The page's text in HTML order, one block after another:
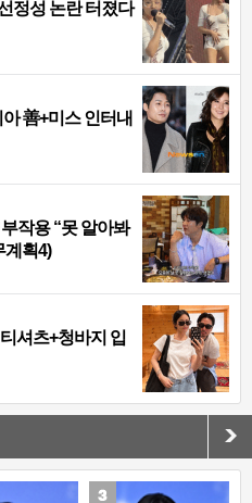
정성 논란 터졌다
아 善+미스 인터내
작용 “못 알아봐
계획4)
셔츠+청바지 입